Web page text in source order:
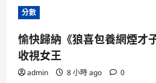
分數
愉快歸納《狼喜包養網煙才
收視女王
admin 8 小時 ago 0